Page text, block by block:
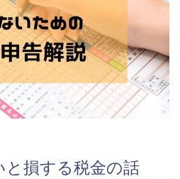
と損する税金の話